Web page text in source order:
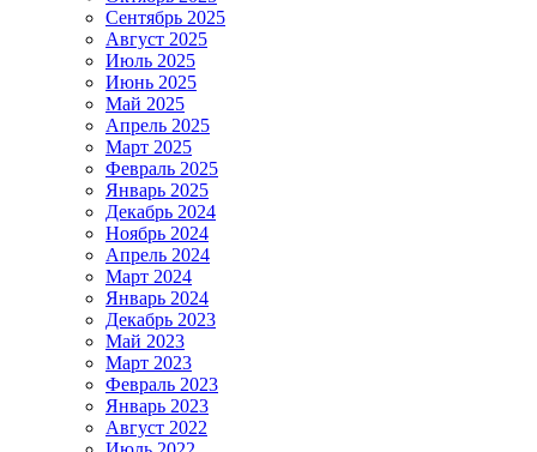
Сентябрь 2025
Август 2025
Июль 2025
Июнь 2025
Май 2025
Апрель 2025
Март 2025
Февраль 2025
Январь 2025
Декабрь 2024
Ноябрь 2024
Апрель 2024
Март 2024
Январь 2024
Декабрь 2023
Май 2023
Март 2023
Февраль 2023
Январь 2023
Август 2022